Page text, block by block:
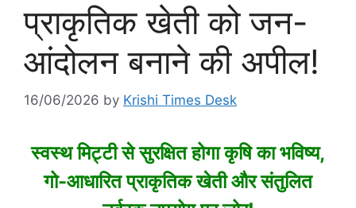
प्राकृतिक खेती को जन-
आंदोलन बनाने की अपील!
16/06/2026 by Krishi Times Desk
स्वस्थ मिट्टी से सुरक्षित होगा कृषि का भविष्य,
गो-आधारित प्राकृतिक खेती और संतुलित